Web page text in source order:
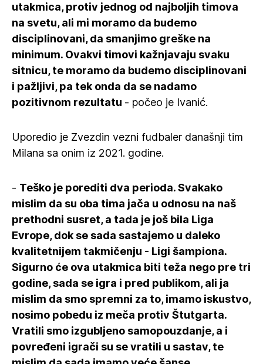
utakmica, protiv jednog od najboljih timova
na svetu, ali mi moramo da budemo
disciplinovani, da smanjimo greške na
minimum. Ovakvi timovi kažnjavaju svaku
sitnicu, te moramo da budemo disciplinovani
i pažljivi, pa tek onda da se nadamo
pozitivnom rezultatu - počeo je Ivanić.
Uporedio je Zvezdin vezni fudbaler današnji tim
Milana sa onim iz 2021. godine.
- Teško je porediti dva perioda. Svakako
mislim da su oba tima jača u odnosu na naš
prethodni susret, a tada je još bila Liga
Evrope, dok se sada sastajemo u daleko
kvalitetnijem takmičenju - Ligi šampiona.
Sigurno će ova utakmica biti teža nego pre tri
godine, sada se igra i pred publikom, ali ja
mislim da smo spremni za to, imamo iskustvo,
nosimo pobedu iz meča protiv Štutgarta.
Vratili smo izgubljeno samopouzdanje, a i
povređeni igrači su se vratili u sastav, te